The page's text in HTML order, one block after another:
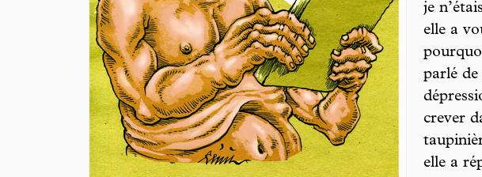
je
elle a
parlé
crever
elle a